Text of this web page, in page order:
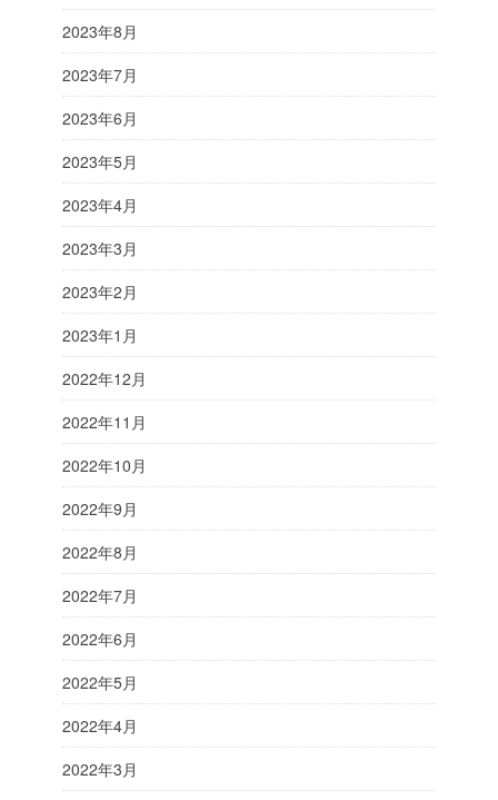
2023年8月
2023年7月
2023年6月
2023年5月
2023年4月
2023年3月
2023年2月
2023年1月
2022年12月
2022年11月
2022年10月
2022年9月
2022年8月
2022年7月
2022年6月
2022年5月
2022年4月
2022年3月